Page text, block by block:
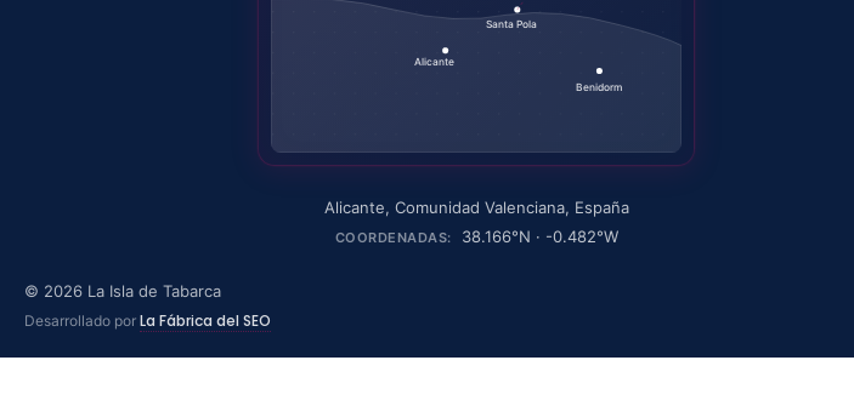
Santa Pola
Alicante
Benidorm
Alicante, Comunidad Valenciana, España
COORDENADAS: 38.166°N · -0.482°W
© 2026 La Isla de Tabarca
Desarrollado por La Fábrica del SEO